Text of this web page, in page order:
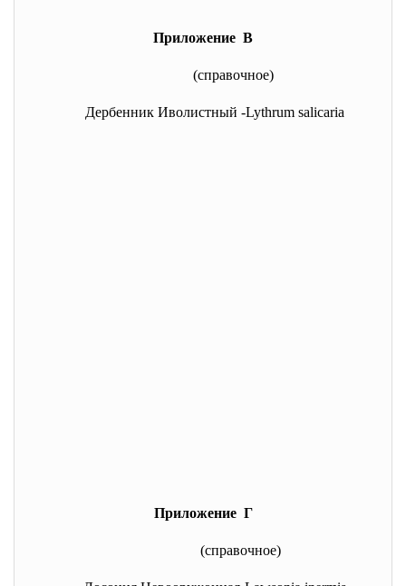
Приложение В
(справочное)
Дербенник Иволистный -Lythrum salicaria
Приложение Г
(справочное)